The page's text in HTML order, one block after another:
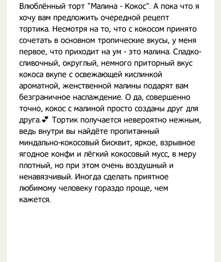
Влюблённый торт "Малина - Кокос". А пока что я
хочу вам предложить очередной рецепт
тортика. Несмотря на то, что с кокосом принято
сочетать в основном тропические вкусы, у меня
первое, что приходит на ум - это малина. Сладко-
сливочный, округлый, немного приторный вкус
кокоса вкупе с освежающей кислинкой
ароматной, женственной малины подарят вам
безграничное наслаждение. О да, совершенно
точно, кокос с малиной просто созданы друг для
друга.💕 Тортик получается невероятно нежным,
ведь внутри вы найдёте пропитанный
миндально-кокосовый бисквит, яркое, взрывное
ягодное конфи и лёгкий кокосовый мусс, в меру
плотный, но при этом очень воздушный и
ненавязчивый. Иногда сделать приятное
любимому человеку гораздо проще, чем
кажется.